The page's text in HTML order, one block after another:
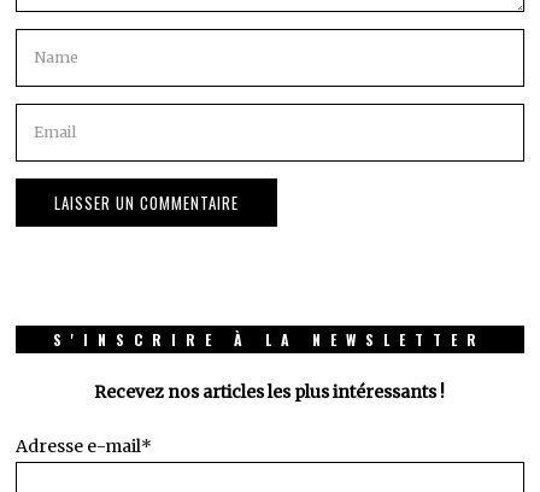
S'INSCRIRE À LA NEWSLETTER
Recevez nos articles les plus intéressants !
Adresse e-mail*